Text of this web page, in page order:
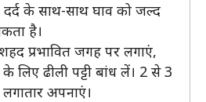
के साथ-साथ घाव को जल्द
है।
प्रभावित जगह पर लगाएं,
लिए ढीली पट्टी बांध लें। 2 से 3
अपनाएं।